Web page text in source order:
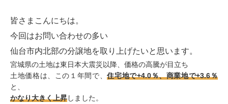
皆さまこんにちは。
今回はお問い合わせの多い
仙台市内北部の分譲地を取り上げたいと思います。
宮城県の土地は東日本大震災以降、価格の高騰が目立ち
土地価格は、この１年間で、住宅地で+4.0％、商業地で+3.6％
と、
かなり大きく上昇しました。